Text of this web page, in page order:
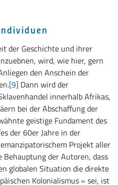
der Geschichte und ihrer
wird, wie hier, gern
den Anschein der
[9] Dann wird der
innerhalb Afrikas,
bei der Abschaffung der
geistige Fundament des
der 60er Jahre in der
Projekt aller
Behauptung der Autoren, dass
globalen Situation die direkte
Kolonialismus « sei, ist